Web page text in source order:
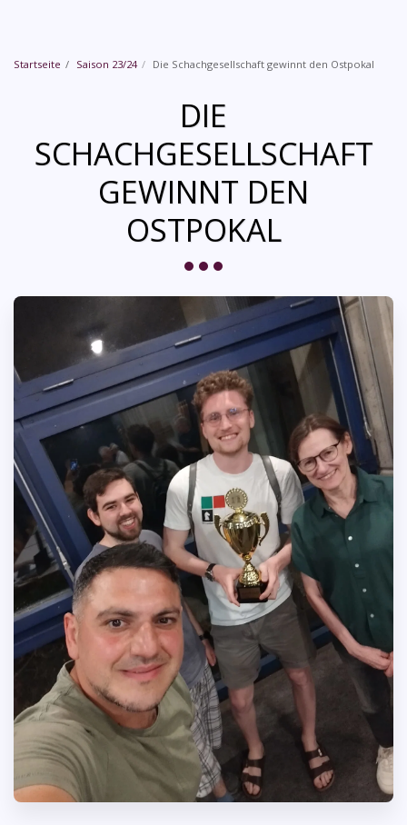
Startseite Saison 23/24 Die Schachgesellschaft gewinnt den Ostpokal
DIE
SCHACHGESELLSCHAFT
GEWINNT DEN
OSTPOKAL